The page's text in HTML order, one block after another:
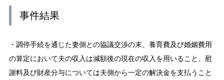
事件結果
・調停手続を通じた妻側との協議交渉の末、養育費及び婚姻費用
の算定において夫の収入は減額後の現在の収入を用いること、慰
謝料及び財産分与については夫側から一定の解決金を支払うこと